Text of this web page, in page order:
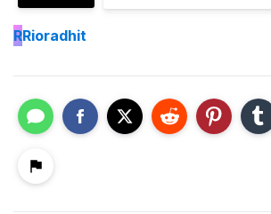
RRioradhit